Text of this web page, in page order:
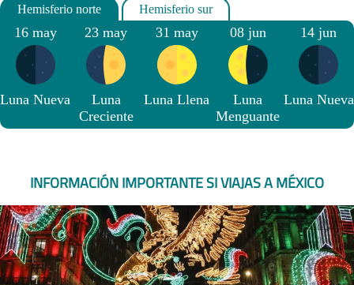
16 may
Luna Nueva
23 may
Luna
Creciente
31 may
Luna Llena
08 jun
Luna
Menguante
14 jun
Luna Nueva
INFORMACIÓN IMPORTANTE SI VIAJAS A MÉXICO